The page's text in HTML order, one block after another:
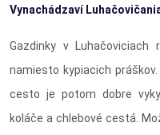
Vynachádzaví
Gazdinky v Luhačoviciach
namiesto kypiacich
cesto je potom dobre
koláče a chlebové cestá.